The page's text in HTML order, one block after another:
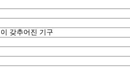
갖추어진 기구